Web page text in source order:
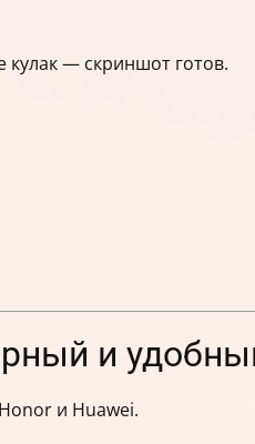
кулак — скриншот готов.
и
и Huawei.